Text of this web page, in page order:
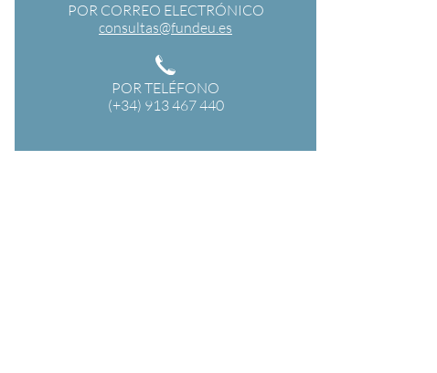
POR CORREO ELECTRÓNICO
consultas@fundeu.es
POR TELÉFONO
(+34) 913 467 440